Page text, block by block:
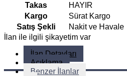
Takas
HAYIR
Kargo
Sürat Kargo
Satış Şekli
Nakit ve Havale
İlan ile ilgili şikayetim var
İlan Detayları
Açıklama
Benzer İlanlar